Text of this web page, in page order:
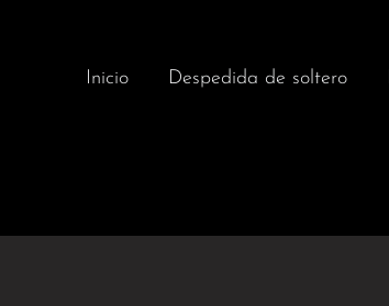
Inicio Despedida de soltero